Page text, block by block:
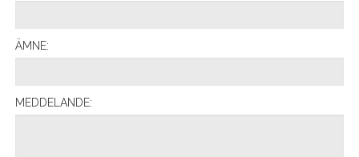
ÄMNE:
MEDDELANDE: